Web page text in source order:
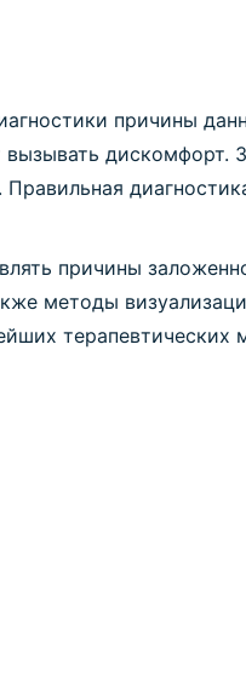
причины
вызывать
причины
методы
терапевтических